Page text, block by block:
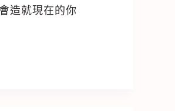
造就現在的你